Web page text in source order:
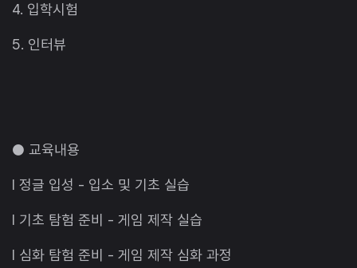
4. 입학시험
5. 인터뷰
● 교육내용
l 정글 입성 - 입소 및 기초 실습
l 기초 탐험 준비 - 게임 제작 실습
l 심화 탐험 준비 - 게임 제작 심화 과정